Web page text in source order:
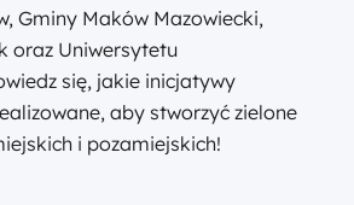
Gminy Maków Mazowiecki,
oraz Uniwersytetu
się, jakie inicjatywy
aby stworzyć zielone
i pozamiejskich!